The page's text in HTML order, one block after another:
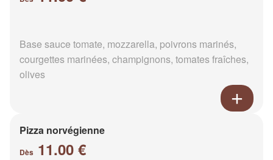
Base sauce tomate, mozzarella, poivrons marinés,
courgettes marinées, champignons, tomates fraîches,
olives
Pizza norvégienne
Dès 11.00 €